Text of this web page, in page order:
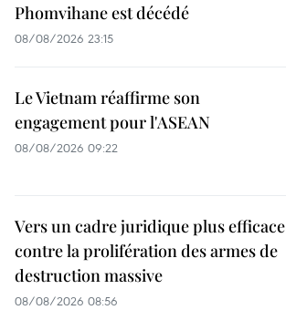
Phomvihane est décédé
08/08/2026 23:15
Le Vietnam réaffirme son
engagement pour l'ASEAN
08/08/2026 09:22
Vers un cadre juridique plus efficace
contre la prolifération des armes de
destruction massive
08/08/2026 08:56